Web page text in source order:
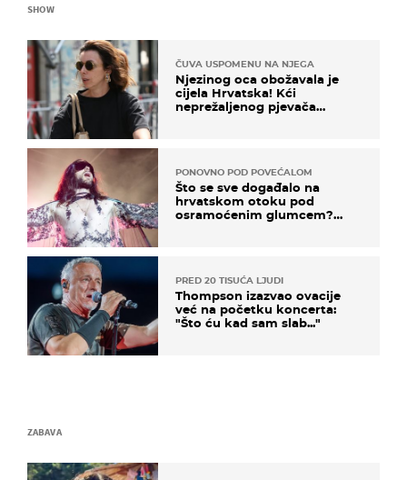
SHOW
ČUVA USPOMENU NA NJEGA
Njezinog oca obožavala je
cijela Hrvatska! Kći
neprežaljenog pjevača
PONOVNO POD POVEĆALOM
Što se sve događalo na
hrvatskom otoku pod
osramoćenim glumcem?
PRED 20 TISUĆA LJUDI
Thompson izazvao ovacije
već na početku koncerta:
"Što ću kad sam slab..."
ZABAVA